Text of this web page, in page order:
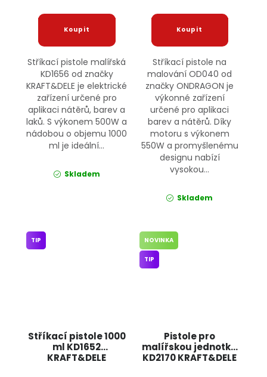
Stříkací pistole malířská
KD1656 od značky
KRAFT&DELE je elektrické
zařízení určené pro
aplikaci nátěrů, barev a
laků. S výkonem 500W a
nádobou o objemu 1000
ml je ideální...
Skladem
Stříkací pistole na
malování OD040 od
značky ONDRAGON je
výkonné zařízení
určené pro aplikaci
barev a nátěrů. Díky
motoru s výkonem
550W a promyšlenému
designu nabízí
vysokou...
Skladem
Stříkací pistole 1000
ml KD1652
KRAFT&DELE
TIP
Pistole pro
malířskou jednotku
KD2170 KRAFT&DELE
NOVINKA
TIP